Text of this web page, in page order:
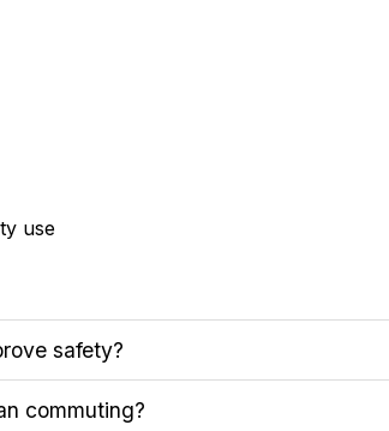
use
safety?
commuting?